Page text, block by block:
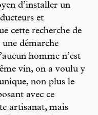
d’installer un
et
cette recherche de
démarche
homme n’est
vin, on a voulu y
non plus le
avec ce
artisanat, mais